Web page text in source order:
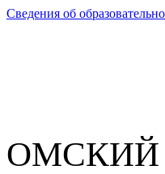
Сведения об
ОМСКИЙ